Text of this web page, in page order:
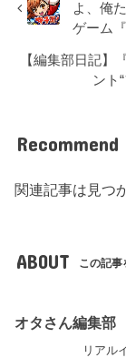
よ、俺
ゲーム
【編集部日記】
ント
Recommend
関連記事は見つ
ABOUT この記事
オタさん編集部
リアル